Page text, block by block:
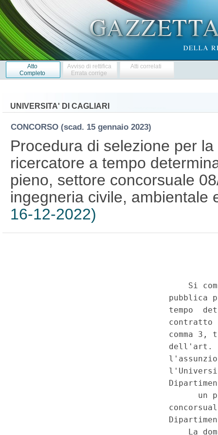
Atto
Completo
Avviso di rettifica
Errata corrige
Atti correlati
UNIVERSITA' DI CAGLIARI
CONCORSO (scad. 15 gennaio 2023)
Procedura di selezione per
ricercatore a tempo
pieno, settore concorsuale
ingegneria civile, ambientale
16-12-2022)